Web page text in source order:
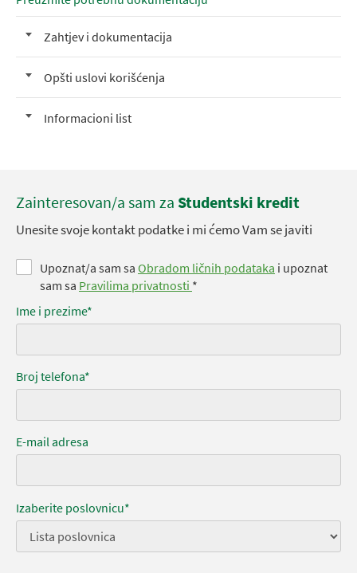
Zahtjev i dokumentacija
Opšti uslovi korišćenja
Informacioni list
Zainteresovan/a sam za Studentski kredit
Unesite svoje kontakt podatke i mi ćemo Vam se javiti
Upoznat/a sam sa Obradom ličnih podataka i upoznat
sam sa Pravilima privatnosti *
Ime i prezime*
Broj telefona*
E-mail adresa
Izaberite poslovnicu*